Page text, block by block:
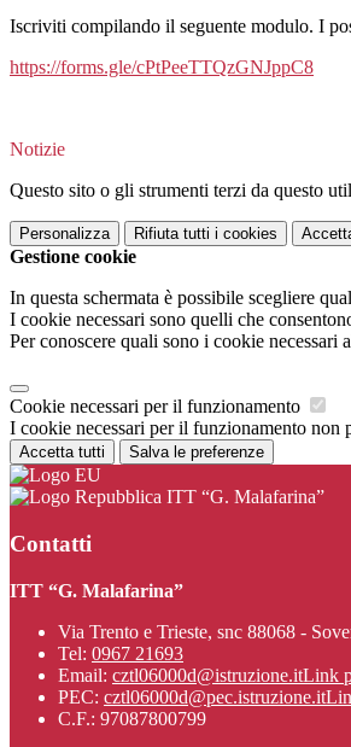
Iscriviti compilando il seguente modulo. I
https://forms.gle/cPtPeeTTQzGNJppC8
Notizie
Questo sito o gli strumenti terzi da questo
Personalizza Rifiuta tutti i cookies
Gestione cookie
In questa schermata è possibile scegliere
I cookie necessari sono quelli che
Per conoscere quali sono i cookie necessari
Cookie necessari per il funzionamento
I cookie necessari per il funzionamento non
Accetta tutti Salva le preferenze
ITT “G. Malafarina”
Contatti
ITT “G. Malafarina”
Via Trento e Trieste, snc 88068 -
Tel: 0967 21693
Email: cztl06000d@istruzione.itLink
PEC: cztl06000d@pec.istruzione.it
C.F.: 97087800799